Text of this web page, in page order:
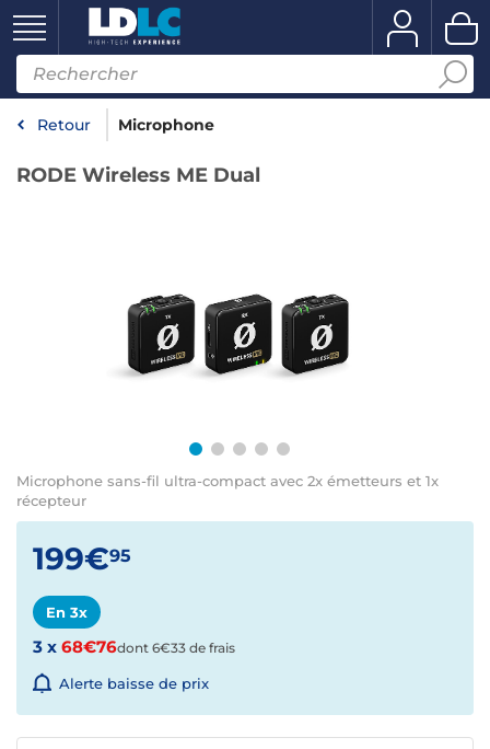
Retour Microphone
RODE Wireless ME Dual
Microphone sans-fil ultra-compact avec 2x émetteurs et 1x
récepteur
199€95
En 3x
3 x 68€76dont 6€33 de frais
Alerte baisse de prix